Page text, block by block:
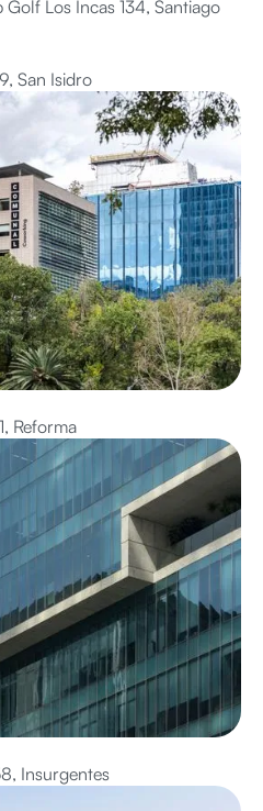
Los Incas 134, Santiago
San Isidro
Reforma
Insurgentes